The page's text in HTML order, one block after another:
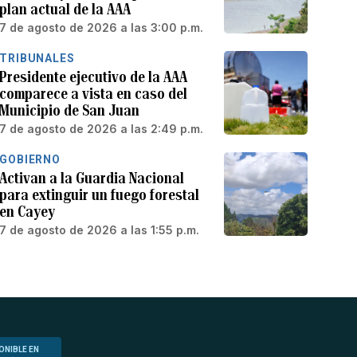
plan actual de la AAA
7 de agosto de 2026 a las 3:00 p.m.
TRIBUNALES
Presidente ejecutivo de la AAA
comparece a vista en caso del
Municipio de San Juan
7 de agosto de 2026 a las 2:49 p.m.
GOBIERNO
Activan a la Guardia Nacional
para extinguir un fuego forestal
en Cayey
7 de agosto de 2026 a las 1:55 p.m.
EN